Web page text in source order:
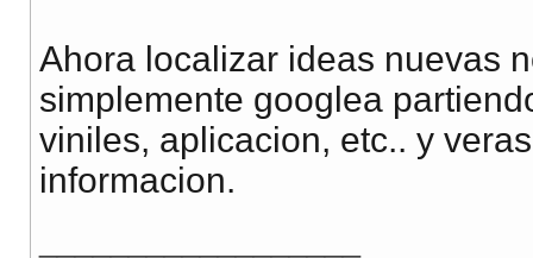
Ahora localizar ideas nuevas
simplemente googlea
viniles, aplicacion, etc.. y
informacion.